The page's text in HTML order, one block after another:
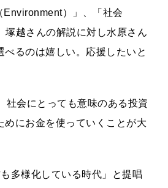
）」、「社会
塚越さんの解説に対し水原さん
るのは嬉しい。応援したいと
社会にとっても意味のある投資
にお金を使っていくことが大
多様化している時代」と提唱